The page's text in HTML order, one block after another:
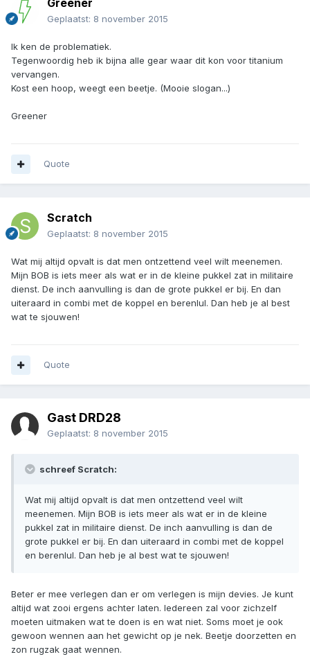
Greener
Geplaatst: 8 november 2015
Ik ken de problematiek.
Tegenwoordig heb ik bijna alle gear waar dit kon voor titanium
vervangen.
Kost een hoop, weegt een beetje. (Mooie slogan...)
Greener
Quote
Scratch
Geplaatst: 8 november 2015
Wat mij altijd opvalt is dat men ontzettend veel wilt meenemen.
Mijn BOB is iets meer als wat er in de kleine pukkel zat in militaire
dienst. De inch aanvulling is dan de grote pukkel er bij. En dan
uiteraard in combi met de koppel en berenlul. Dan heb je al best
wat te sjouwen!
Quote
Gast DRD28
Geplaatst: 8 november 2015
schreef Scratch:
Wat mij altijd opvalt is dat men ontzettend veel wilt
meenemen. Mijn BOB is iets meer als wat er in de kleine
pukkel zat in militaire dienst. De inch aanvulling is dan de
grote pukkel er bij. En dan uiteraard in combi met de koppel
en berenlul. Dan heb je al best wat te sjouwen!
Beter er mee verlegen dan er om verlegen is mijn devies. Je kunt
altijd wat zooi ergens achter laten. Iedereen zal voor zichzelf
moeten uitmaken wat te doen is en wat niet. Soms moet je ook
gewoon wennen aan het gewicht op je nek. Beetje doorzetten en
zon rugzak gaat wennen.